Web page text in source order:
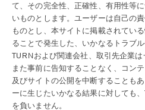
て、その完全性、正確性、有用性等
いものとします。ユーザーは自己の
ものとし、本サイトに掲載されてい
ることで発生した、いかなるトラブ
TURNおよび関連会社、取引先企業は
また事前に告知することなく、コン
及びサイトの公開を中断することも
ーに生じたいかなる結果に対しても
を負いません。